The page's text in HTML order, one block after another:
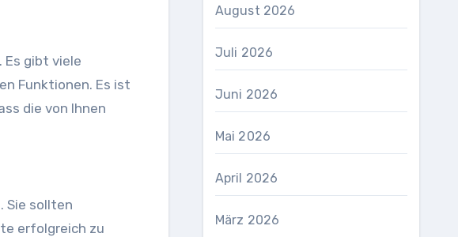
Es gibt viele
Funktionen. Es ist
die von Ihnen
Sie sollten
erfolgreich zu
August 2026
Juli 2026
Juni 2026
Mai 2026
April 2026
März 2026